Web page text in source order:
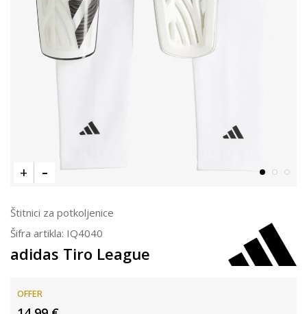
Štitnici za potkoljenice
Šifra artikla: IQ4040
adidas Tiro League
OFFER